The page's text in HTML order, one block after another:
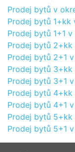
Prodej bytů v
Prodej bytů 1+kk
Prodej bytů 1+1
Prodej bytů 2+kk
Prodej bytů 2+1
Prodej bytů 3+kk
Prodej bytů 3+1
Prodej bytů 4+kk
Prodej bytů 4+1
Prodej bytů 5+kk
Prodej bytů 5+1